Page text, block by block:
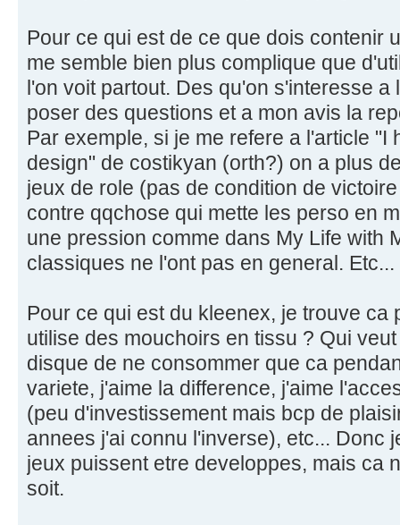
Pour ce qui est de ce que dois contenir
me semble bien plus complique que
l'on voit partout. Des qu'on s'interesse
poser des questions et a mon avis la
Par exemple, si je me refere a l'article "I
design" de costikyan (orth?) on a plus
jeux de role (pas de condition de
contre qqchose qui mette les perso en
une pression comme dans My Life with
classiques ne l'ont pas en general. Etc...
Pour ce qui est du kleenex, je trouve ca
utilise des mouchoirs en tissu ? Qui
disque de ne consommer que ca
variete, j'aime la difference, j'aime
(peu d'investissement mais bcp de
annees j'ai connu l'inverse), etc... Donc
jeux puissent etre developpes, mais ca
soit.